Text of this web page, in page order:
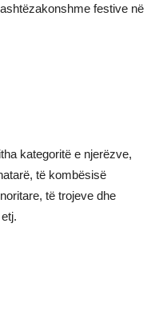
festive në
kategoritë e njerëzve,
të kombësisë
të trojeve dhe